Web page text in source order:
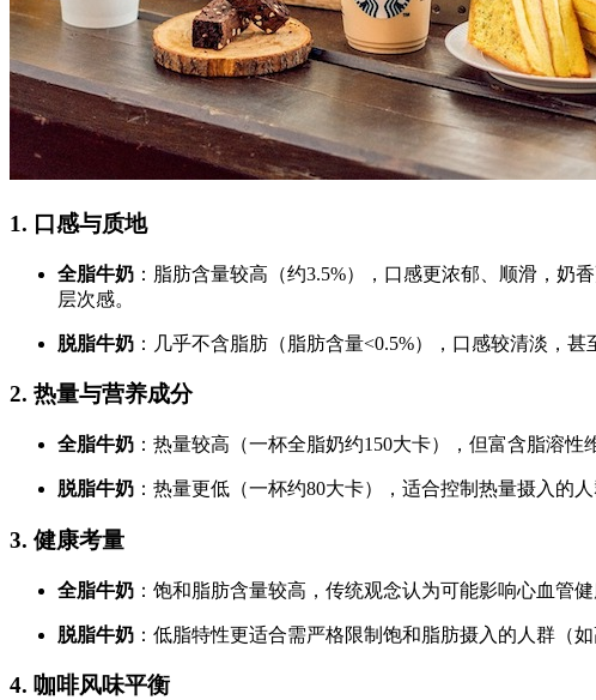
1. 口感与质地
全脂牛奶 ：脂肪含量较高（约3.5%），口感更浓郁、顺滑，
层次感。
脱脂牛奶 ：几乎不含脂肪（脂肪含量<0.5%），口感较清淡，
2. 热量与营养成分
全脂牛奶 ：热量较高（一杯全脂奶约150大卡），但富含脂溶
脱脂牛奶 ：热量更低（一杯约80大卡），适合控制热量摄入的
3. 健康考量
全脂牛奶 ：饱和脂肪含量较高，传统观念认为可能影响心血管
脱脂牛奶 ：低脂特性更适合需严格限制饱和脂肪摄入的人群（
4. 咖啡风味平衡